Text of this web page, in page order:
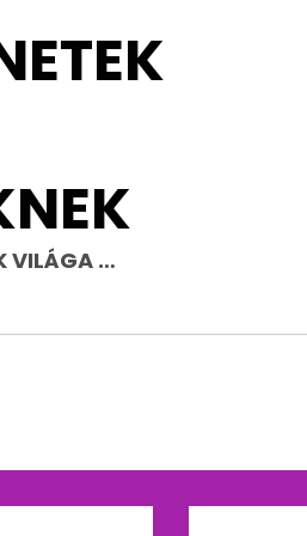
VILÁGA …